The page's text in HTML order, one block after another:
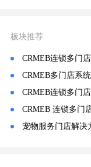
板块推荐
CRMEB连锁多门店系统
CRMEB多门店系
CRMEB连锁多门
CRMEB 连锁多门
宠物服务门店解决